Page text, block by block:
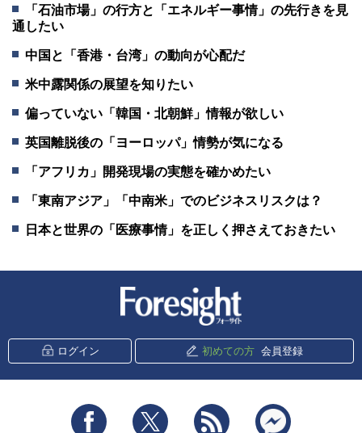
「石油市場」の行方と「エネルギー事情」の先行きを見
通したい
中国と「香港・台湾」の動向が心配だ
米中露関係の展望を知りたい
偏っていない「韓国・北朝鮮」情報が欲しい
英国離脱後の「ヨーロッパ」情勢が気になる
「アフリカ」開発現場の実態を確かめたい
「東南アジア」「中南米」でのビジネスリスクは？
日本と世界の「医療事情」を正しく押さえておきたい
ログイン 初めての方 会員登録
Facebook Twitter RSS